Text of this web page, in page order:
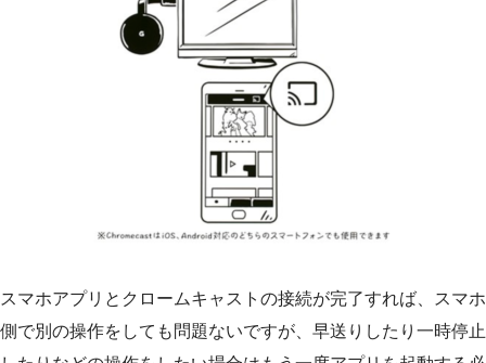
スマホアプリとクロームキャストの接続が完了すれば、スマホ
側で別の操作をしても問題ないですが、早送りしたり一時停止